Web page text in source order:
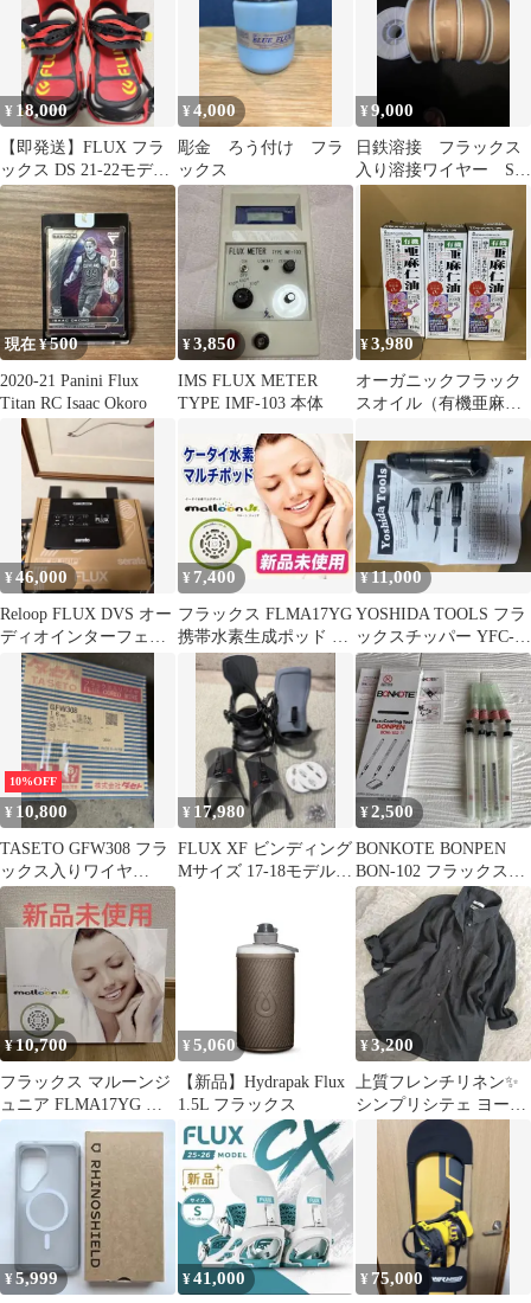
¥ 18,000
【即発送】FLUX フラ
ックス DS 21-22モデル
Mサイズ レッド
¥4,000
彫金 ろう付け フラ
ックス
¥9,000
日鉄溶接 フラックス
入り溶接ワイヤー SF-
1 5kg×5
現在 ¥500
2020-21 Panini Flux
Titan RC Isaac Okoro
¥3,850
IMS FLUX METER
TYPE IMF-103 本体
¥3,980
オーガニックフラック
スオイル（有機亜麻仁
-531442
¥46,000
Reloop FLUX DVS オー
ディオインターフェー
¥ 7,400
フラックス FLMA17YG
携帯水素生成ポッド マ
ルーンジュニア
¥11,000
YOSHIDA TOOLS フラ
ックスチッパー YFC-
本体
10%OFF
¥ 10,800
TASETO GFW308 フラ
ックス入りワイヤ
1.6mm 12.5kg
¥ 17,980
FLUX XF ビンディング
Mサイズ 17-18モデル
¥2,500
BONKOTE BONPEN
BON-102 フラックスペ
ン 4本セット 日本製
¥10,700
フラックス マルーンジ
ュニア FLMA17YG 携
ト
¥ 5,060
【新品】Hydrapak Flux
1.5L フラックス
¥3,200
上質フレンチリネン✨️
シンプリシテェ ヨーロ
ピアンフラックス リネ
ンシャツ
¥5,999 ¥41,000 ¥ 75,000